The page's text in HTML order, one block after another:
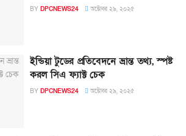
BY DPCNEWS24 অক্টোবর ২৯, ২০২৫
ইন্ডিয়া টুডের প্রতিবেদনে ভ্রান্ত তথ্য, স্পষ্ট
করল সিএ ফ্যাক্ট চেক
BY DPCNEWS24 অক্টোবর ২৯, ২০২৫